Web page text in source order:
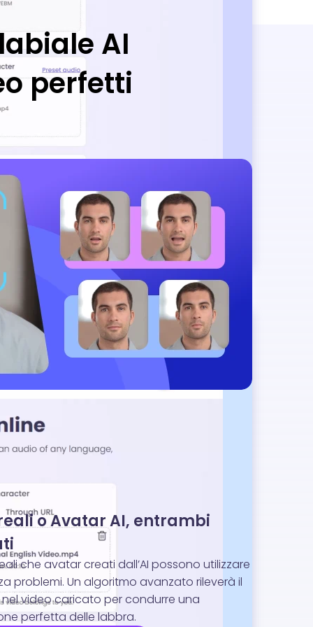
AI
perfetti
o Avatar AI, entrambi
che avatar creati dall’AI possono utilizzare
problemi. Un algoritmo avanzato rileverà il
video caricato per condurre una
perfetta delle labbra.